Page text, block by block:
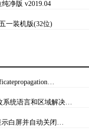
净版 v2019.04
一装机版(32位)
系统语言和区域解决…
示白屏并自动关闭…